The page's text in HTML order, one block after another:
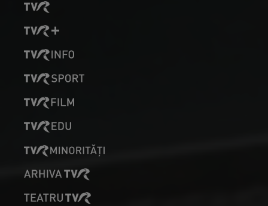
EDUCAȚIA LA ZI
Dezbatere pe subiecte din învățământul ...
RALUCA AFTENE
Realizator de emisiuni şi prezentator la TVR ...